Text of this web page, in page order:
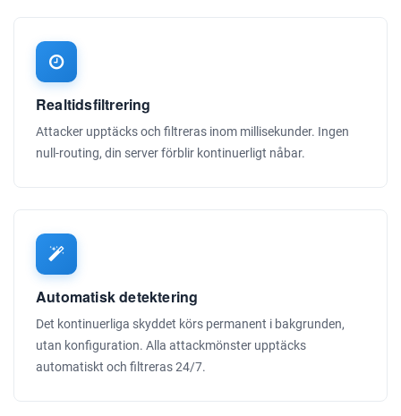
Realtidsfiltrering
Attacker upptäcks och filtreras inom millisekunder. Ingen
null-routing, din server förblir kontinuerligt nåbar.
Automatisk detektering
Det kontinuerliga skyddet körs permanent i bakgrunden,
utan konfiguration. Alla attackmönster upptäcks
automatiskt och filtreras 24/7.